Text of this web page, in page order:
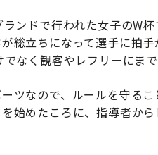
ンドで行われた女子のW
総立ちになって選手に拍
でなく観客やレフリーにま
ーツなので、ルールを守る
始めたころに、指導者か